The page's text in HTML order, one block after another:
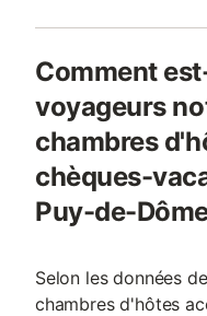
Comment
voyageurs
chambres
chèques-
Puy-de-
Selon les données
chambres d'hôtes